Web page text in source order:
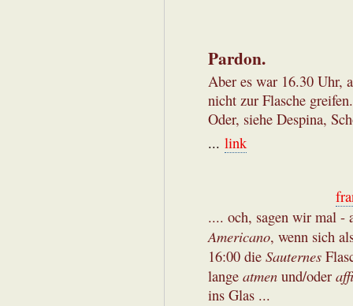
Pardon.
Aber es war 16.30 Uhr,
nicht zur Flasche
Oder, siehe Despina,
... link
.... och, sagen wir mal -
Americano, wenn sich
16:00 die Sauternes
lange atmen und/oder
ins Glas ...